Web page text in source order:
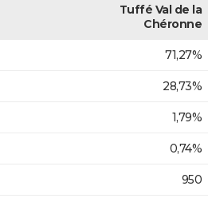
Tuffé Val de la
Chéronne
71,27%
28,73%
1,79%
0,74%
950